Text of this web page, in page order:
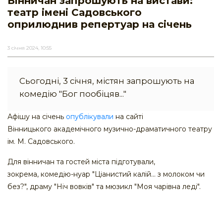
театр імені Садовського
оприлюднив репертуар на січень
3 січня 2024, 10:55
Сьогодні, 3 січня, містян запрошують на
комедію "Бог пообіцяв..."
Афішу на січень опублікували на сайті
Вінницького академічного музично-драматичного театру
ім. М. Садовського.
Для вінничан та гостей міста підготували,
зокрема, комедію-нуар "Ціанистий калій... з молоком чи
без?", драму "Ніч вовків" та мюзикл "Моя чарівна леді".